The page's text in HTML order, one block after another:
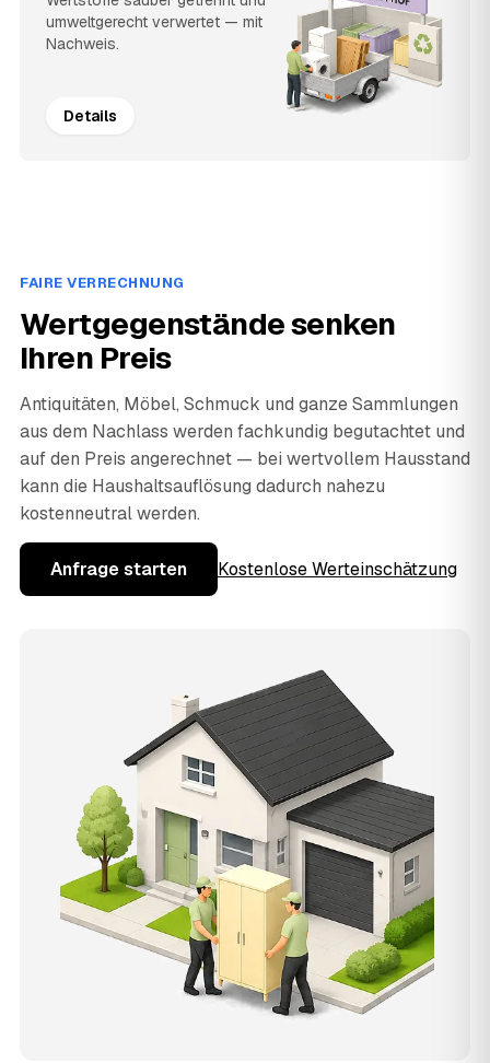
umweltgerecht verwertet — mit
Nachweis.
Details
FAIRE VERRECHNUNG
Wertgegenstände senken
Ihren Preis
Antiquitäten, Möbel, Schmuck und ganze Sammlungen
aus dem Nachlass werden fachkundig begutachtet und
auf den Preis angerechnet — bei wertvollem Hausstand
kann die Haushaltsauflösung dadurch nahezu
kostenneutral werden.
Anfrage starten Kostenlose Werteinschätzung